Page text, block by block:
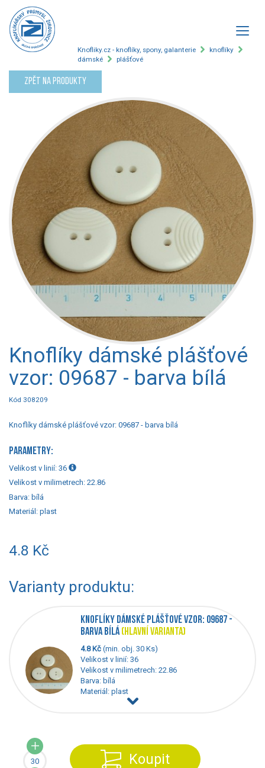
Knofliky.cz - knoflíky, spony, galanterie
knoflíky
dámské
plášťové
Zpět na produkty
Knoflíky dámské plášťové
vzor: 09687 - barva bílá
Kód 308209
Knoflíky dámské plášťové vzor: 09687 - barva bílá
PARAMETRY:
Velikost v linií: 36
Velikost v milimetrech: 22.86
Barva: bílá
Materiál: plast
4.8 Kč
Varianty produktu:
KNOFLÍKY DÁMSKÉ PLÁŠŤOVÉ VZOR: 09687 -
BARVA BÍLÁ(HLAVNÍ VARIANTA)
4.8 Kč (min. obj. 30 Ks)
Velikost v linií: 36
Velikost v milimetrech: 22.86
Barva: bílá
Materiál: plast
Koupit